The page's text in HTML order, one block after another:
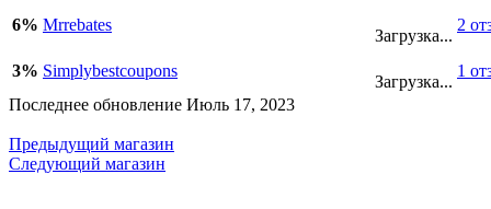
6% Mrrebates
Загрузка...
2
3% Simplybestcoupons
Загрузка...
1
Последнее обновление Июль 17, 2023
Предыдущий магазин
Следующий магазин